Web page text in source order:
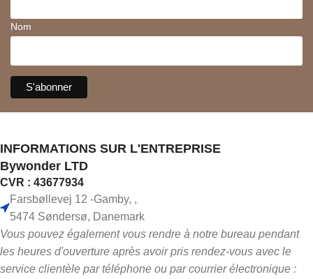
Nom
INFORMATIONS SUR L'ENTREPRISE
Bywonder LTD
CVR : 43677934
Farsbøllevej 12 -Gamby, ,
5474 Søndersø, Danemark
Vous pouvez également vous rendre à notre bureau pendant
les heures d'ouverture après avoir pris rendez-vous avec le
service clientèle par téléphone ou par courrier électronique :